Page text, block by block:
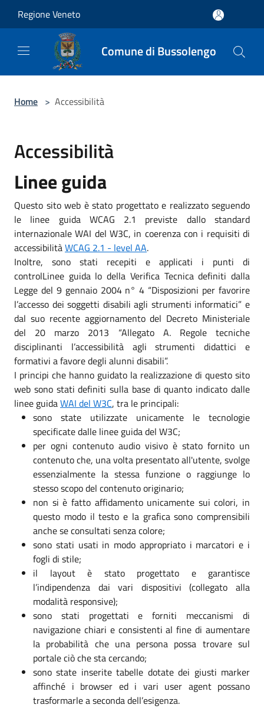
Regione Veneto
Comune di Bussolengo
Home > Accessibilità
Accessibilità
Linee guida
Questo sito web è stato progettato e realizzato seguendo
le linee guida WCAG 2.1 previste dallo standard
internazionale WAI del W3C, in coerenza con i requisiti di
accessibilitàWCAG 2.1 - level AA.
Inoltre, sono stati recepiti e applicati i punti di
controlLinee guida lo della Verifica Tecnica definiti dalla
Legge del 9 gennaio 2004 n° 4 “Disposizioni per favorire
l’accesso dei soggetti disabili agli strumenti informatici” e
dal suo recente aggiornamento del Decreto Ministeriale
del 20 marzo 2013 “Allegato A. Regole tecniche
disciplinanti l’accessibilità agli strumenti didattici e
formativi a favore degli alunni disabili”.
I principi che hanno guidato la realizzazione di questo sito
web sono stati definiti sulla base di quanto indicato dalle
linee guidaWAI del W3C, tra le principali:
sono state utilizzate unicamente le tecnologie
specificate dalle linee guida del W3C;
per ogni contenuto audio visivo è stato fornito un
contenuto che, una volta presentato all'utente, svolge
essenzialmente la stessa funzione o raggiunge lo
stesso scopo del contenuto originario;
non si è fatto affidamento unicamente sui colori, in
questo modo il testo e la grafica sono comprensibili
anche se consultati senza colore;
sono stati usati in modo appropriato i marcatori e i
fogli di stile;
il layout è stato progettato e garantisce
l’indipendenza dai vari dispositivi (collegato alla
modalità responsive);
sono stati progettati e forniti meccanismi di
navigazione chiari e consistenti al fine di aumentare
la probabilità che una persona possa trovare sul
portale ciò che sta cercando;
sono state inserite tabelle dotate dei giusti marker
affinché i browser ed i vari user agent possano
trasformarle a seconda dell’esigenza.